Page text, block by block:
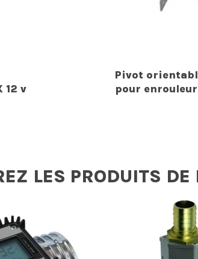
12 v
Pivot
pour enrouleur
LES PRODUITS